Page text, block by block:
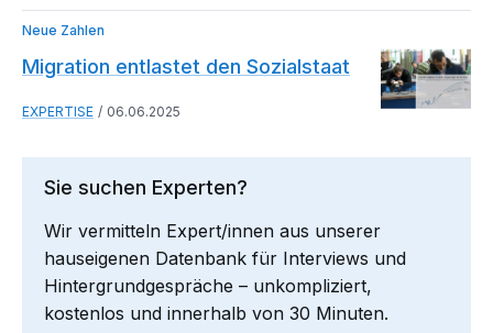
Neue Zahlen
Migration entlastet den Sozialstaat
EXPERTISE 06.06.2025
Sie suchen Experten?
Wir vermitteln Expert/innen aus unserer
hauseigenen Datenbank für Interviews und
Hintergrundgespräche – unkompliziert,
kostenlos und innerhalb von 30 Minuten.